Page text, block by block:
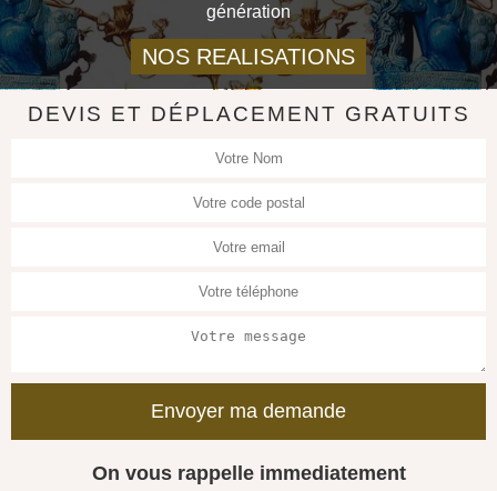
génération
NOS REALISATIONS
DEVIS ET DÉPLACEMENT GRATUITS
On vous rappelle immediatement